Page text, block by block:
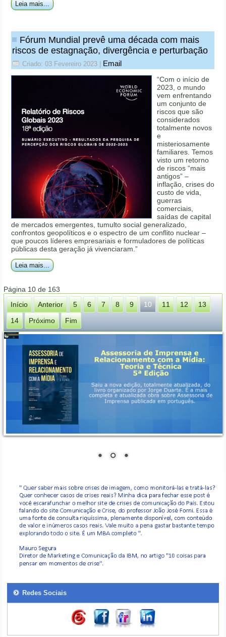
Leia mais...
Fórum Mundial prevê uma década com mais
riscos de estagnação, divergência e perturbação
Criado: 03 Fevereiro 2023 Email
“Com o início de
2023, o mundo
vem enfrentando
um conjunto de
riscos que são
considerados
totalmente novos
e
misteriosamente
familiares. Temos
visto um retorno
de riscos “mais
antigos” –
inflação, crises do
custo de vida,
guerras
comerciais,
saídas de capital
de mercados emergentes, tumulto social generalizado,
confrontos geopolíticos e o espectro de um conflito nuclear –
que poucos líderes empresariais e formuladores de políticas
públicas desta geração já vivenciaram.”
Leia mais...
Página 10 de 163
Início
Anterior 5 6 7 8 9 10 11 12
13
14
Próximo Fim
Redes Sociais